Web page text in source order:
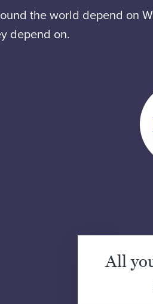
the world depend on
depend on.
All